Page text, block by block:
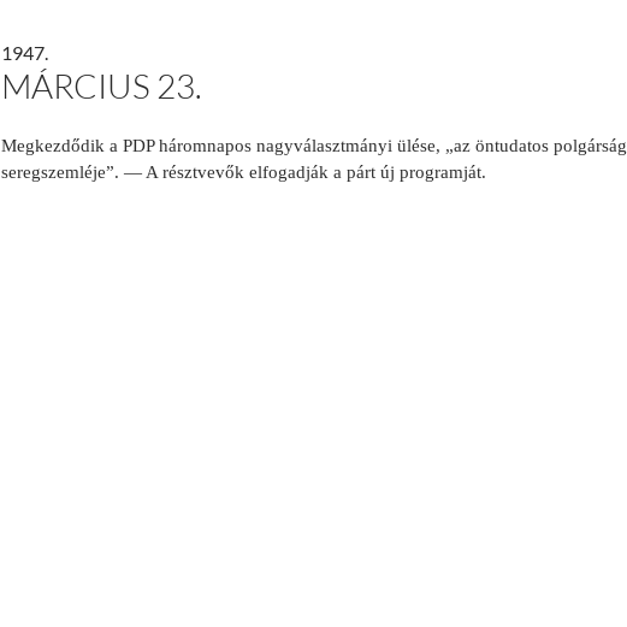
1947.
MÁRCIUS 23.
Megkezdődik a PDP háromnapos nagyválasztmányi ülése, „az öntudatos polgárság
seregszemléje”. — A résztvevők elfogadják a párt új programját.